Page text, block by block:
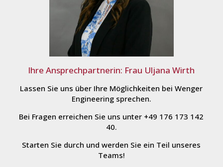
Ihre Ansprechpartnerin: Frau Uljana Wirth
Lassen Sie uns über Ihre Möglichkeiten bei Wenger
Engineering sprechen.
Bei Fragen erreichen Sie uns unter +49 176 173 142
40.
Starten Sie durch und werden Sie ein Teil unseres
Teams!